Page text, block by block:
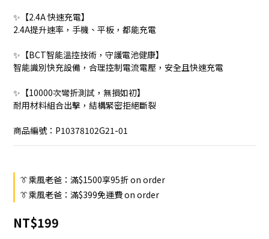
✨【2.4A 快速充電】
2.4A提升速率，手機、平板，都能充電
✨【BCT智能溫控技術，守護電池健康】
智能識別快充設備，合理控制電流電壓，安全且快速充電
✨【10000次彎折測試，無損如初】
耐用材料組合出擊，結構緊密拒絕斷裂
商品編號：P10378102G21-01
👔乘風老爸：滿$1500享95折 on order
👔乘風老爸：滿$399免運費 on order
NT$199
真人客服時間 09:00-17:00